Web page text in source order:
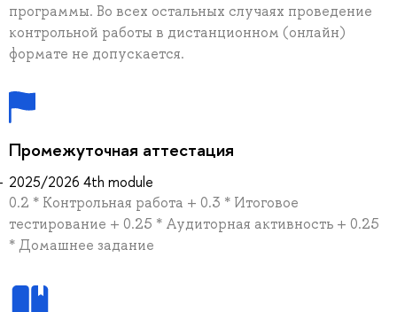
программы. Во всех остальных случаях проведение
контрольной работы в дистанционном (онлайн)
формате не допускается.
Промежуточная аттестация
2025/2026 4th module
0.2 * Контрольная работа + 0.3 * Итоговое
тестирование + 0.25 * Аудиторная активность + 0.25
* Домашнее задание